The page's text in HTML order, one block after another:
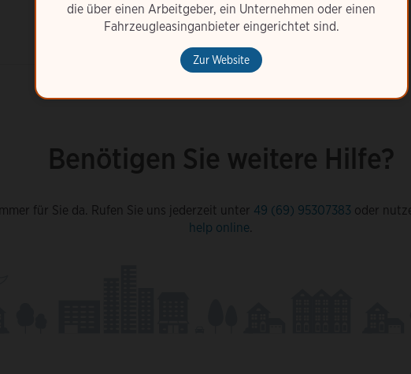
die über einen Arbeitgeber, ein Unternehmen oder einen
Fahrzeugleasinganbieter eingerichtet sind.
Zur Website
Benötigen Sie weitere Hilfe?
für Sie da. Rufen Sie uns jederzeit unter 49 (69) 95307383 oder
help online.